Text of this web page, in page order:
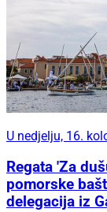
U nedjelju, 16.
Regata 'Za
pomorske
delegacija iz